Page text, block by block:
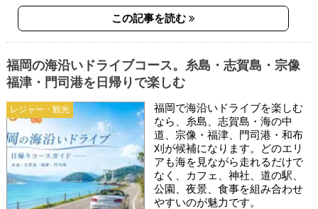
この記事を読む
レジャー・観光
福岡の海沿いドライブコース。糸島・志賀島・宗像
福津・門司港を日帰りで楽しむ
福岡で海沿いドライブを楽しむ
なら、糸島、志賀島・海の中
道、宗像・福津、門司港・和布
刈が候補になります。どのエリ
アも海を見ながら走れるだけで
なく、カフェ、神社、道の駅、
公園、夜景、食事を組み合わせ
やすいのが魅力です。